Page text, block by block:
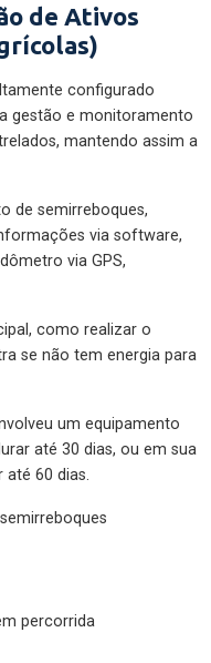
de Ativos
configurado
gestão e monitoramento
mantendo assim a
de semirreboques,
via software,
via GPS,
como realizar o
se não tem energia para
um equipamento
até 30 dias, ou em sua
até 60 dias.
percorrida